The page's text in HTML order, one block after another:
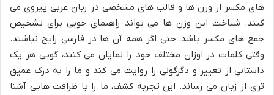
های مکسر از وزن ها و قالب های مشخصی در زبان عربی پیروی می
کنند. شناخت این وزن ها می تواند راهنمای خوبی برای تشخیص
جمع های مکسر باشد، حتی اگر همه آن ها در فارسی رایج نباشند.
وقتی کلمات در اوزان مختلف خود را نمایان می کنند، گویی هر یک
داستانی از تغییر و دگرگونی را روایت می کند و ما را به درک عمیق
تری از زبان می رساند. این تجربه کشف، ما را با ظرافت هایی آشنا